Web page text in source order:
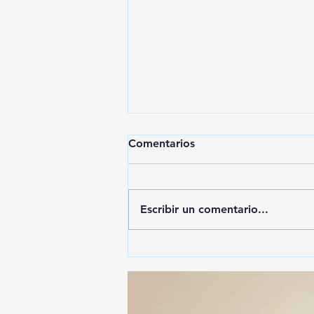
GARCIA, EL MÁS
Comentarios
Escribir un comentario...